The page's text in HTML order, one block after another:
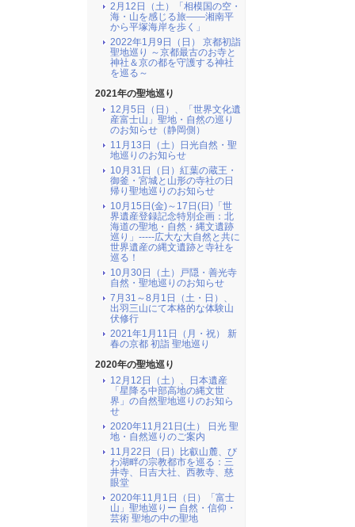
2月12日（土）「相模国の空・
海・山を感じる旅――湘南平
から平塚海岸を歩く」
2022年1月9日（日） 京都初詣
聖地巡り ～京都最古のお寺と
神社＆京の都を守護する神社
を巡る～
2021年の聖地巡り
12月5日（日）、「世界文化遺
産富士山」聖地・自然の巡り
のお知らせ（静岡側）
11月13日（土）日光自然・聖
地巡りのお知らせ
10月31日（日）紅葉の蔵王・
御釜・宮城と山形の寺社の日
帰り聖地巡りのお知らせ
10月15日(金)～17日(日)「世
界遺産登録記念特別企画：北
海道の聖地・自然・縄文遺跡
巡り」-----広大な大自然と共に
世界遺産の縄文遺跡と寺社を
巡る！
10月30日（土）戸隠・善光寺
自然・聖地巡りのお知らせ
7月31～8月1日（土・日）、
出羽三山にて本格的な体験山
伏修行
2021年1月11日（月・祝） 新
春の京都 初詣 聖地巡り
2020年の聖地巡り
12月12日（土）、日本遺産
「星降る中部高地の縄文世
界」の自然聖地巡りのお知ら
せ
2020年11月21日(土） 日光 聖
地・自然巡りのご案内
11月22日（日）比叡山麓、び
わ湖畔の宗教都市を巡る：三
井寺、日吉大社、西教寺、慈
眼堂
2020年11月1日（日）「富士
山」聖地巡りー 自然・信仰・
芸術 聖地の中の聖地